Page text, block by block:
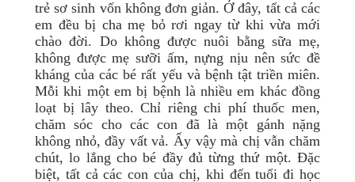
trẻ sơ sinh vốn không đơn giản. Ở đây, tất cả các
em đều bị cha mẹ bỏ rơi ngay từ khi vừa mới
chào đời. Do không được nuôi bằng sữa mẹ,
không được mẹ sưỡi ấm, nựng nịu nên sức đề
kháng của các bé rất yếu và bệnh tật triền miên.
Mỗi khi một em bị bệnh là nhiều em khác đồng
loạt bị lây theo. Chỉ riêng chi phí thuốc men,
chăm sóc cho các con đã là một gánh nặng
không nhỏ, đầy vất vả. Ấy vậy mà chị vẫn chăm
chút, lo lắng cho bé đầy đủ từng thứ một. Đặc
biệt, tất cả các con của chị, khi đến tuổi đi học